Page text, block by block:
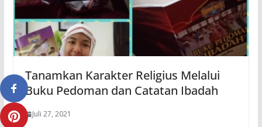
Tanamkan Karakter Religius Melalui
Buku Pedoman dan Catatan Ibadah
Juli 27, 2021